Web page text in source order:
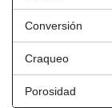
Conversión
Craqueo
Porosidad